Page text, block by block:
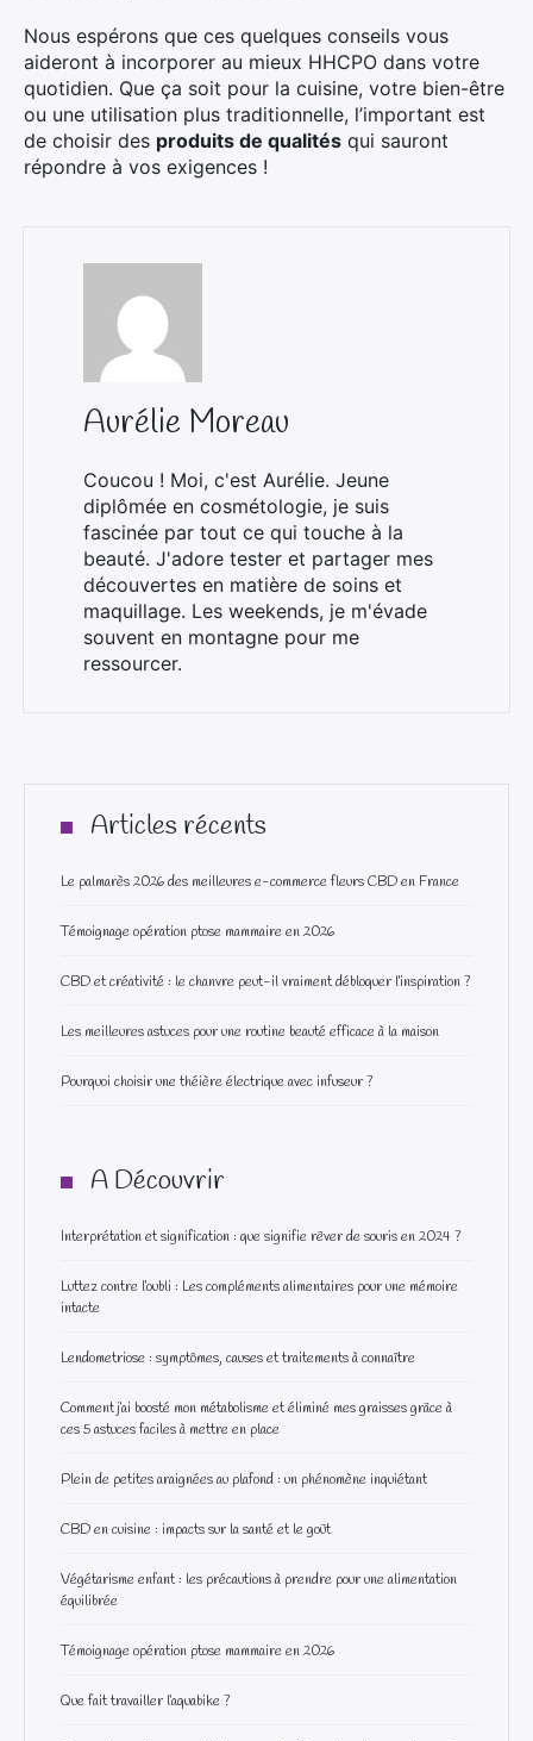
Nous espérons que ces quelques conseils vous
aideront à incorporer au mieux HHCPO dans votre
quotidien. Que ça soit pour la cuisine, votre bien-être
ou une utilisation plus traditionnelle, l’important est
de choisir des produits de qualités qui sauront
répondre à vos exigences !
Aurélie Moreau
Coucou ! Moi, c'est Aurélie. Jeune
diplômée en cosmétologie, je suis
fascinée par tout ce qui touche à la
beauté. J'adore tester et partager mes
découvertes en matière de soins et
maquillage. Les weekends, je m'évade
souvent en montagne pour me
ressourcer.
Articles récents
Le palmarès 2026 des meilleures e-commerce fleurs CBD en France
Témoignage opération ptose mammaire en 2026
CBD et créativité : le chanvre peut-il vraiment débloquer l’inspiration ?
Les meilleures astuces pour une routine beauté efficace à la maison
Pourquoi choisir une théière électrique avec infuseur ?
A Découvrir
Interprétation et signification : que signifie rêver de souris en 2024 ?
Luttez contre l’oubli : Les compléments alimentaires pour une mémoire
intacte
Lendometriose : symptômes, causes et traitements à connaître
Comment j’ai boosté mon métabolisme et éliminé mes graisses grâce à
ces 5 astuces faciles à mettre en place
Plein de petites araignées au plafond : un phénomène inquiétant
CBD en cuisine : impacts sur la santé et le goût
Végétarisme enfant : les précautions à prendre pour une alimentation
équilibrée
Témoignage opération ptose mammaire en 2026
Que fait travailler l’aquabike ?